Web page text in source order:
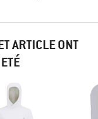
ARTICLE ONT